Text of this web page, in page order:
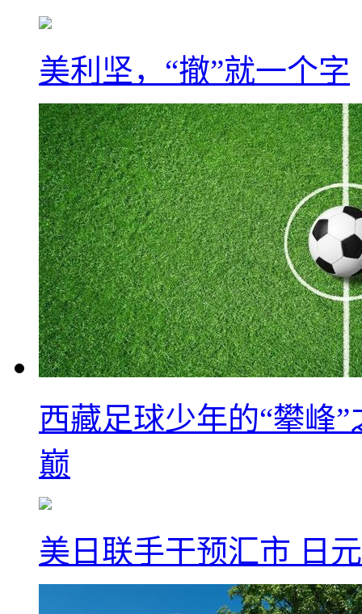
美利坚，“撤”就一个字
西藏足球少年的“攀峰
巅
美日联手干预汇市 日